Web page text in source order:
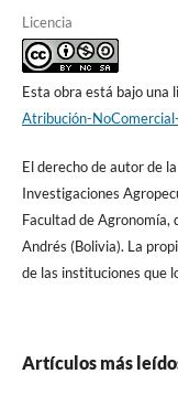
Licencia
Esta obra está bajo una
Atribución-
El derecho de autor de
Investigaciones
Facultad de Agronomí­a,
Andrés (Bolivia). La
de las instituciones que
Artículos más